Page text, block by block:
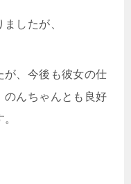
したが、
が、今後も彼女の仕
のんちゃんとも良好